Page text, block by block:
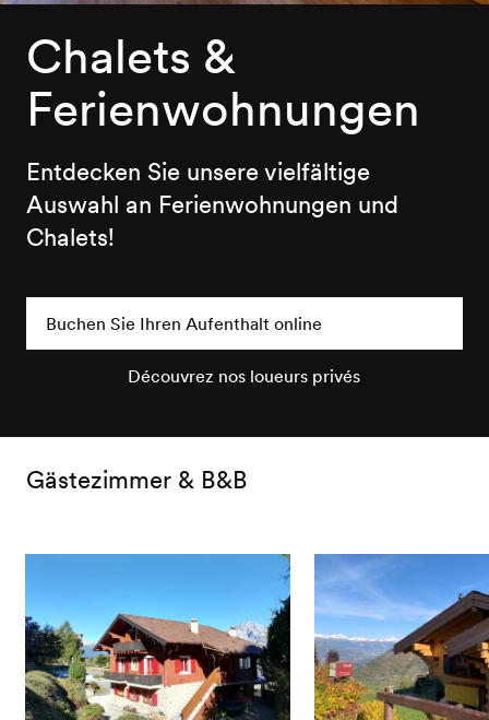
Chalets &
Ferienwohnungen
Entdecken Sie unsere vielfältige
Auswahl an Ferienwohnungen und
Chalets!
Buchen Sie Ihren Aufenthalt online
Découvrez nos loueurs privés
Gästezimmer & B&B